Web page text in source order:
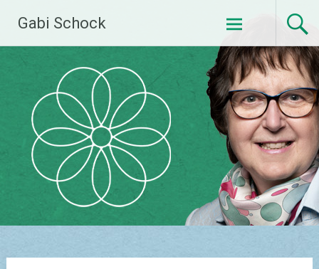
Inhalt
springen
Gabi Schock